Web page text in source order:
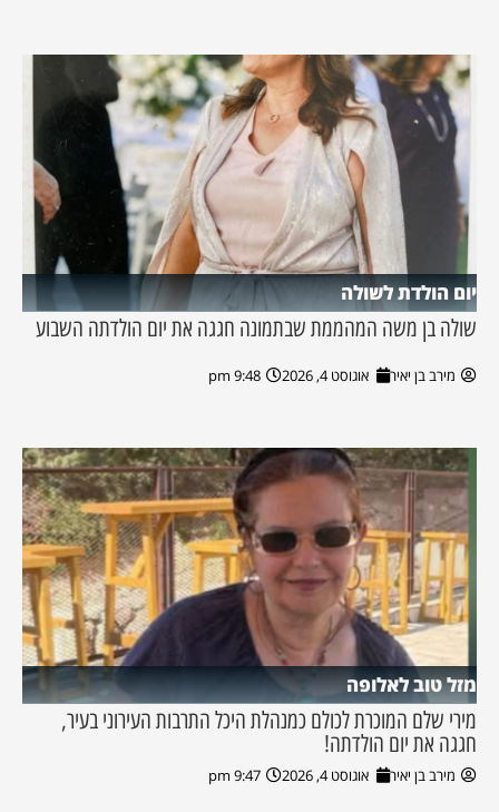
יום הולדת לשולה
שולה בן משה המהממת שבתמונה חגגה את יום הולדתה השבוע
מירב בן יאיר אוגוסט 4, 2026 9:48 pm
מזל טוב לאלופה
מירי שלם המוכרת לכולם כמנהלת היכל התרבות העירוני בעיר,
חגגה את יום הולדתה!
מירב בן יאיר אוגוסט 4, 2026 9:47 pm